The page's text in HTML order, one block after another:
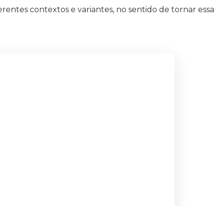
contextos e variantes, no sentido de tornar essa